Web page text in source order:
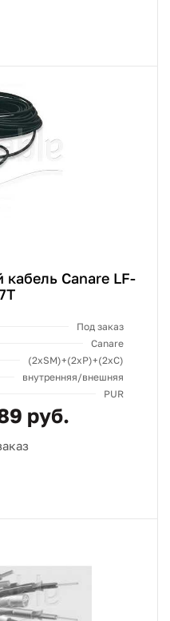
кабель Canare LF-
Под заказ
Canare
(2хSM)+(2xP)+(2xC)
внутренняя/внешняя
PUR
руб.